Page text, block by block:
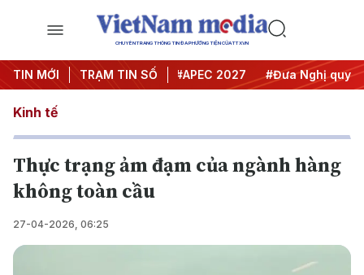
CHUYÊN TRANG THÔNG TIN ĐA PHƯƠNG TIỆN CỦA TTXVN
TIN MỚI TRẠM TIN SỐ
#Hội nghị Trung ương 3 #APEC 2027 #Đưa Nghị quyết
Kinh tế
Thực trạng ảm đạm của ngành hàng
không toàn cầu
27-04-2026, 06:25